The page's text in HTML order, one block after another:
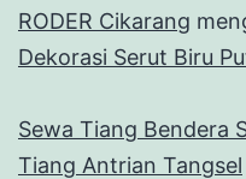
RODER Cikarang
Dekorasi Serut Biru
Sewa Tiang Bendera
Tiang Antrian Tangsel